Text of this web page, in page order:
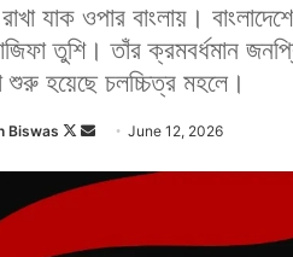
যাক ওপার বাংলায়।
তুশি। তাঁর ক্রমবর্ধমান
শুরু হয়েছে চলচ্চিত্র মহলে।
Biswas
F
l
o
n
a
June 12, 2026